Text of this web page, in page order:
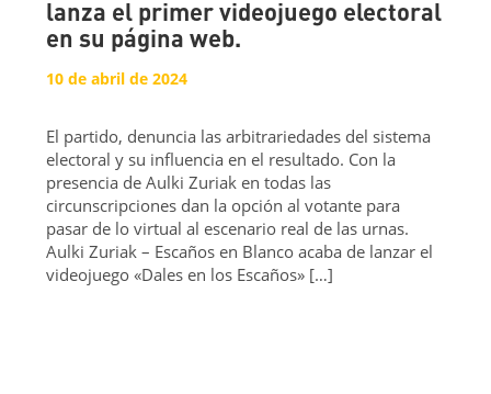
lanza el primer videojuego electoral
en su página web.
10 de abril de 2024
El partido, denuncia las arbitrariedades del sistema
electoral y su influencia en el resultado. Con la
presencia de Aulki Zuriak en todas las
circunscripciones dan la opción al votante para
pasar de lo virtual al escenario real de las urnas.
Aulki Zuriak – Escaños en Blanco acaba de lanzar el
videojuego «Dales en los Escaños» […]